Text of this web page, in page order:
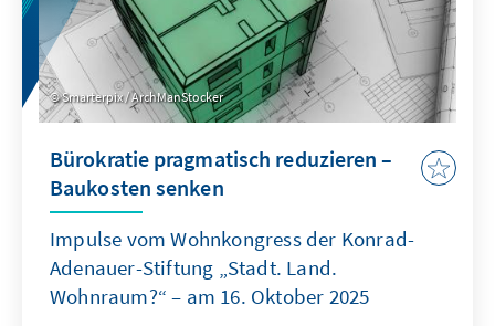
Smarterpix / ArchManStocker
Bürokratie pragmatisch reduzieren –
Baukosten senken
Impulse vom Wohnkongress der Konrad-
Adenauer-Stiftung „Stadt. Land.
Wohnraum?“ – am 16. Oktober 2025